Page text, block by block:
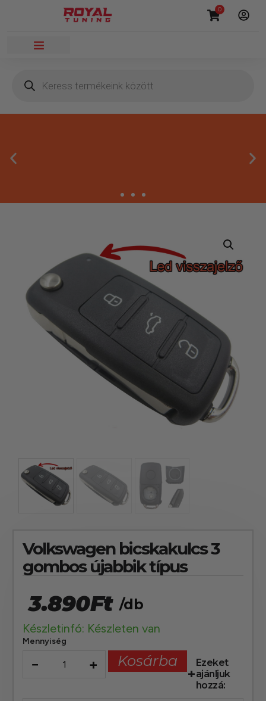
0
Gyors rendelésfeldolgozással segítünk, hogy hamar
kézhez kapd a csomagod.
Volkswagen bicskakulcs 3
gombos újabbik típus
3.890Ft /db
Készletinfó: Készleten van
Mennyiség
− + Kosárba
Ezeket
ajánljuk
hozzá: